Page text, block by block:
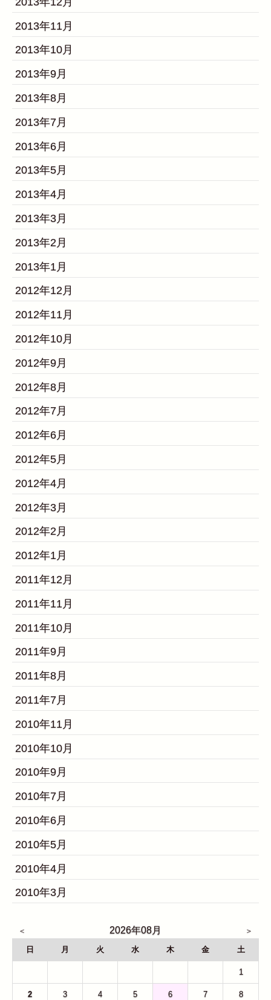
2013年11月
2013年10月
2013年9月
2013年8月
2013年7月
2013年6月
2013年5月
2013年4月
2013年3月
2013年2月
2013年1月
2012年12月
2012年11月
2012年10月
2012年9月
2012年8月
2012年7月
2012年6月
2012年5月
2012年4月
2012年3月
2012年2月
2012年1月
2011年12月
2011年11月
2011年10月
2011年9月
2011年8月
2011年7月
2010年11月
2010年10月
2010年9月
2010年7月
2010年6月
2010年5月
2010年4月
2010年3月
2026年08月
日 月 火 水 木 金 土
1
2 3 4 5 6 7 8